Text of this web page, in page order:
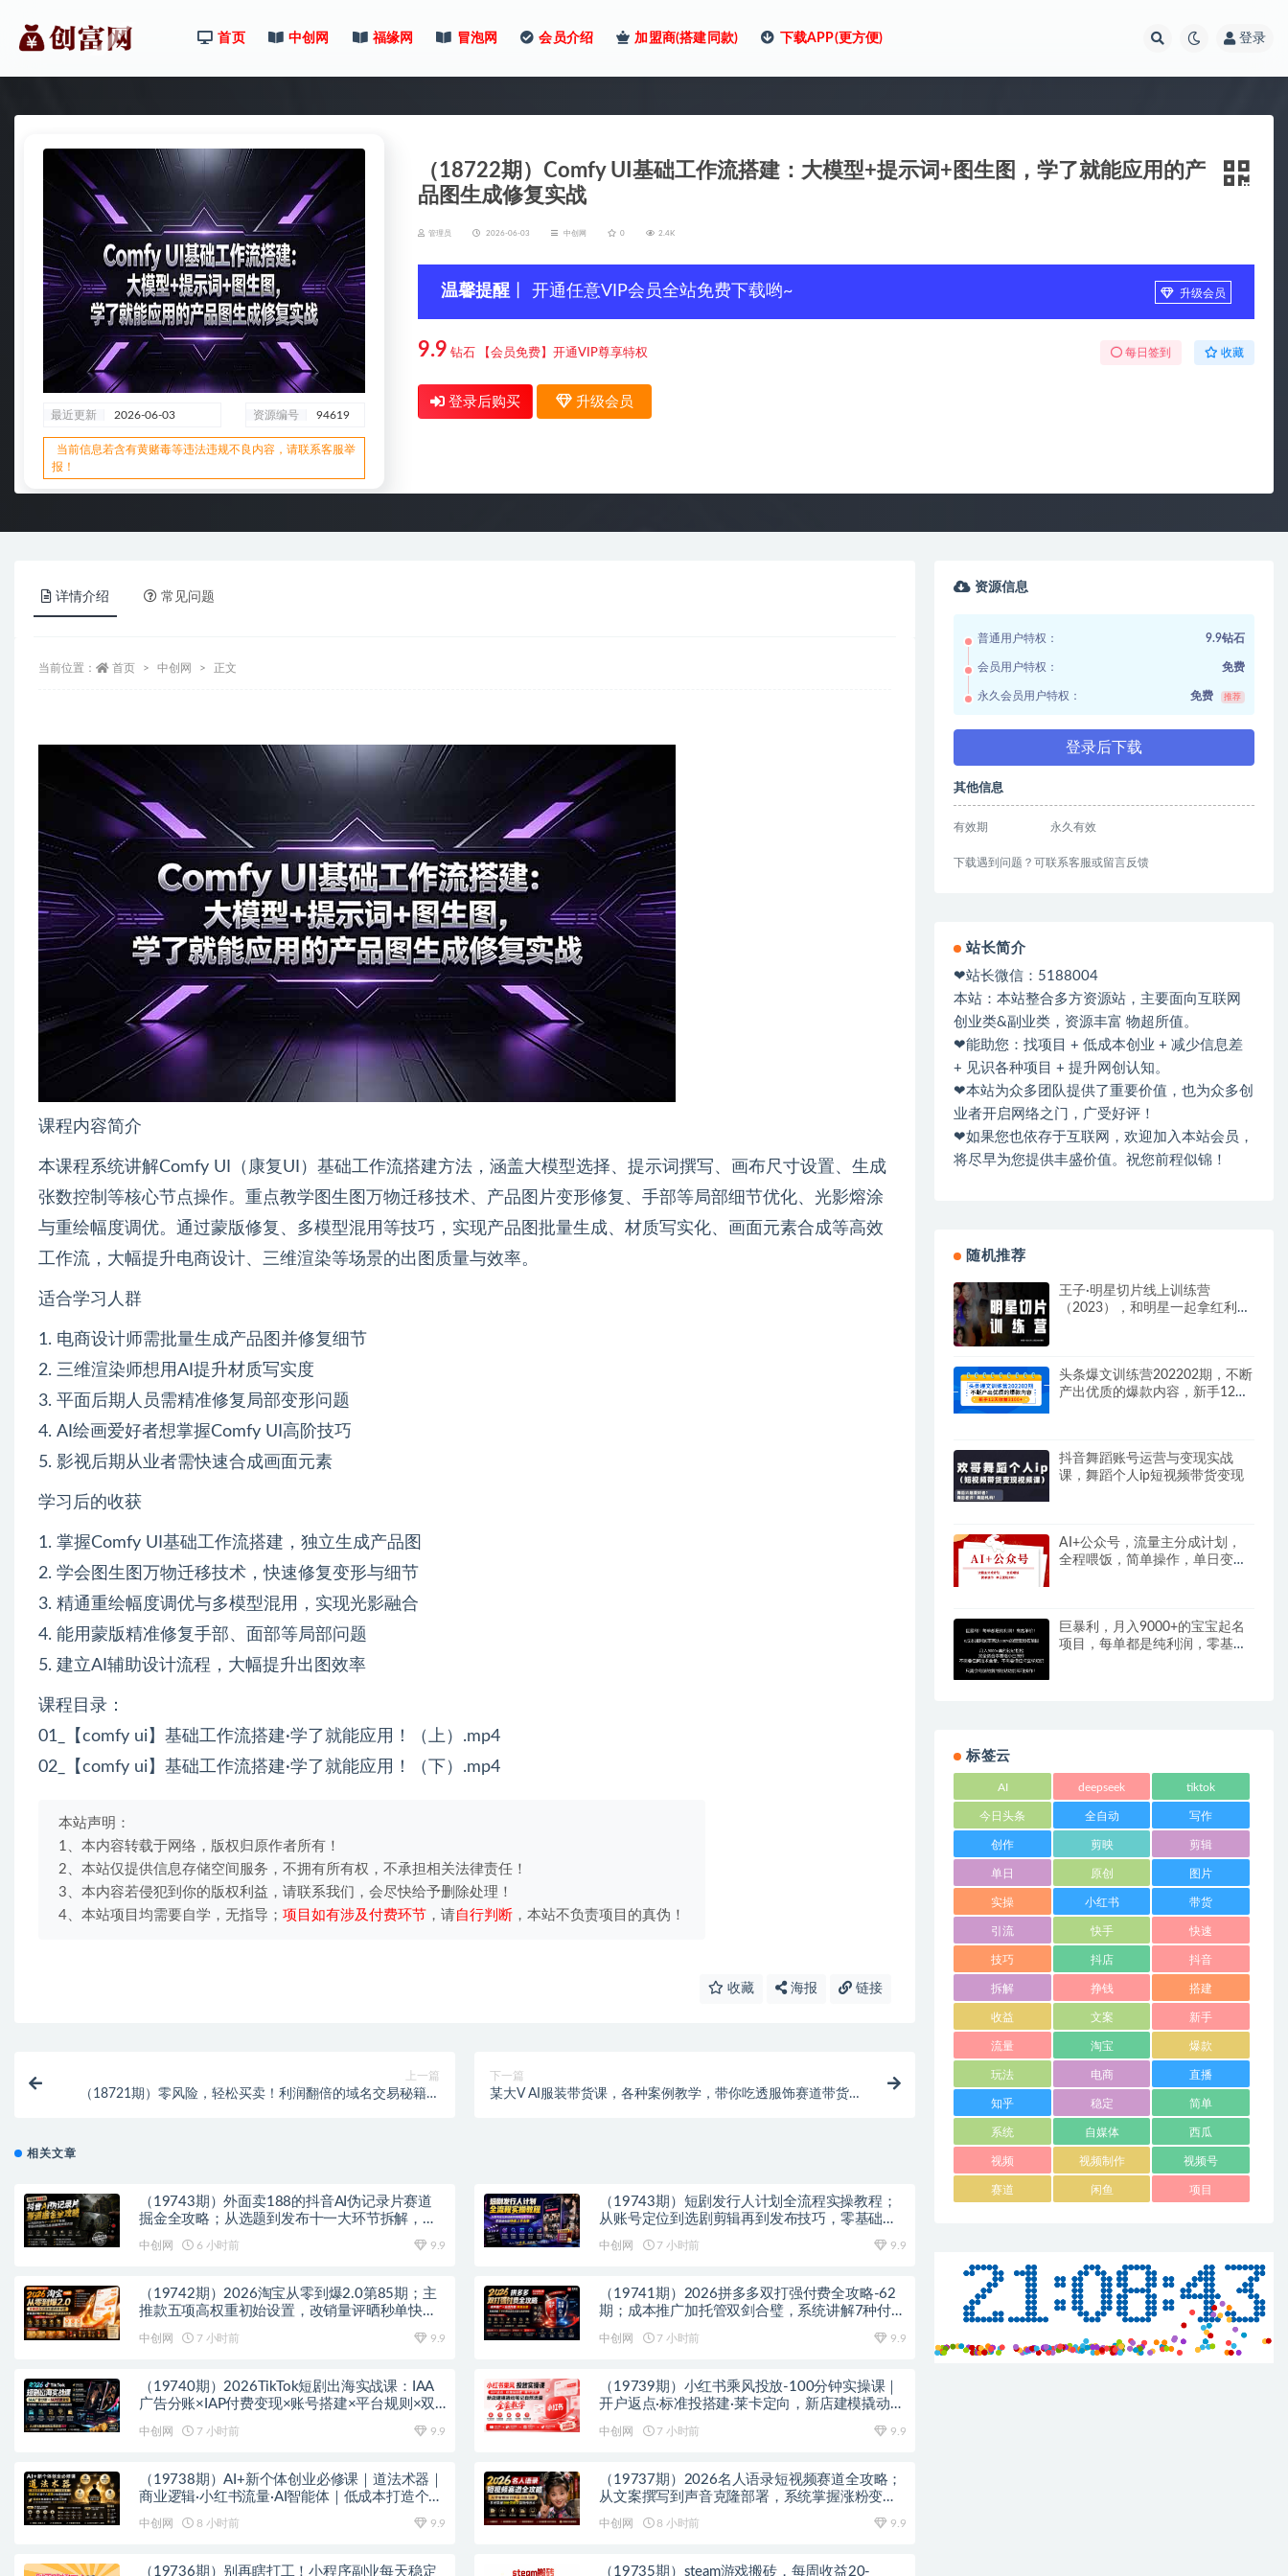
首页 中创网 福缘网 冒泡网 会员介绍 加盟商(搭建同款) 下载APP(更方便) 登录
最近更新 2026-06-03 资源编号 94619
当前信息若含有黄赌毒等违法违规不良内容，请联系客服举
报！
（18722期）Comfy UI基础工作流搭建：大模型+提示词+图生图，学了就能应用的产
品图生成修复实战
管理员 2026-06-03 中创网 0 2.4K
温馨提醒 丨 开通任意VIP会员全站免费下载哟~ 升级会员
9.9 钻石 【会员免费】开通VIP尊享特权 每日签到 收藏
登录后购买 升级会员
详情介绍 常见问题
当前位置： 首页 中创网 正文
课程内容简介
本课程系统讲解Comfy UI（康复UI）基础工作流搭建方法，涵盖大模型选择、提示词撰写、画布尺寸设置、生成
张数控制等核心节点操作。重点教学图生图万物迁移技术、产品图片变形修复、手部等局部细节优化、光影熔涂
与重绘幅度调优。通过蒙版修复、多模型混用等技巧，实现产品图批量生成、材质写实化、画面元素合成等高效
工作流，大幅提升电商设计、三维渲染等场景的出图质量与效率。
适合学习人群
1. 电商设计师需批量生成产品图并修复细节
2. 三维渲染师想用AI提升材质写实度
3. 平面后期人员需精准修复局部变形问题
4. AI绘画爱好者想掌握Comfy UI高阶技巧
5. 影视后期从业者需快速合成画面元素
学习后的收获
1. 掌握Comfy UI基础工作流搭建，独立生成产品图
2. 学会图生图万物迁移技术，快速修复变形与细节
3. 精通重绘幅度调优与多模型混用，实现光影融合
4. 能用蒙版精准修复手部、面部等局部问题
5. 建立AI辅助设计流程，大幅提升出图效率
课程目录：
01_【comfy ui】基础工作流搭建·学了就能应用！（上）.mp4
02_【comfy ui】基础工作流搭建·学了就能应用！（下）.mp4
本站声明：
1、本内容转载于网络，版权归原作者所有！
2、本站仅提供信息存储空间服务，不拥有所有权，不承担相关法律责任！
3、本内容若侵犯到你的版权利益，请联系我们，会尽快给予删除处理！
4、本站项目均需要自学，无指导； 项目如有涉及付费环节 ，请自行判断 ，本站不负责项目的真伪！
收藏 海报 链接
上一篇
（18721期）零风险，轻松买卖！利润翻倍的域名交易秘籍！
下一篇
某大V AI服装带货课，各种案例教学，带你吃透服饰赛道带货核
相关文章
（19743期）外面卖188的抖音AI伪记录片赛道
掘金全攻略；从选题到发布十一大环节拆解，零
中创网 6 小时前 9.9
（19743期）短剧发行人计划全流程实操教程；
从账号定位到选剧剪辑再到发布技巧，零基础也
中创网 7 小时前 9.9
（19742期）2026淘宝从零到爆2.0第85期；主
推款五项高权重初始设置，改销量评晒秒单快速
中创网 7 小时前 9.9
（19741期）2026拼多多双打强付费全攻略-62
期；成本推广加托管双剑合璧，系统讲解7种付费
中创网 7 小时前 9.9
（19740期）2026TikTok短剧出海实战课：IAA
广告分账×IAP付费变现×账号搭建×平台规则×双
中创网 7 小时前 9.9
（19739期）小红书乘风投放-100分钟实操课｜
开户返点·标准投搭建·莱卡定向，新店建模撬动笔
中创网 7 小时前 9.9
（19738期）AI+新个体创业必修课｜道法术器｜
商业逻辑·小红书流量·AI智能体｜低成本打造个人
中创网 8 小时前 9.9
（19737期）2026名人语录短视频赛道全攻略；
从文案撰写到声音克隆部署，系统掌握涨粉变现
中创网 8 小时前 9.9
（19736期）别再瞎打工！小程序副业每天稳定 （19735期）steam游戏搬砖，每周收益20-
资源信息
普通用户特权： 9.9钻石
会员用户特权： 免费
永久会员用户特权： 免费 推荐
登录后下载
其他信息
有效期 永久有效
下载遇到问题？可联系客服或留言反馈
站长简介
❤站长微信：5188004
本站：本站整合多方资源站，主要面向互联网
创业类&副业类，资源丰富 物超所值。
❤能助您：找项目 + 低成本创业 + 减少信息差
+ 见识各种项目 + 提升网创认知。
❤本站为众多团队提供了重要价值，也为众多创
业者开启网络之门，广受好评！
❤如果您也依存于互联网，欢迎加入本站会员，
将尽早为您提供丰盛价值。祝您前程似锦！
随机推荐
王子·明星切片线上训练营
（2023），和明星一起拿红利，
头条爆文训练营202202期，不断
产出优质的爆款内容，新手12天
抖音舞蹈账号运营与变现实战
课，舞蹈个人ip短视频带货变现
AI+公众号，流量主分成计划，
全程喂饭，简单操作，单日变现
巨暴利，月入9000+的宝宝起名
项目，每单都是纯利润，零基础
标签云
AI deepseek tiktok
今日头条 全自动 写作
创作 剪映 剪辑
单日 原创 图片
实操 小红书 带货
引流 快手 快速
技巧 抖店 抖音
拆解 挣钱 搭建
收益 文案 新手
流量 淘宝 爆款
玩法 电商 直播
知乎 稳定 简单
系统 自媒体 西瓜
视频 视频制作 视频号
赛道 闲鱼 项目